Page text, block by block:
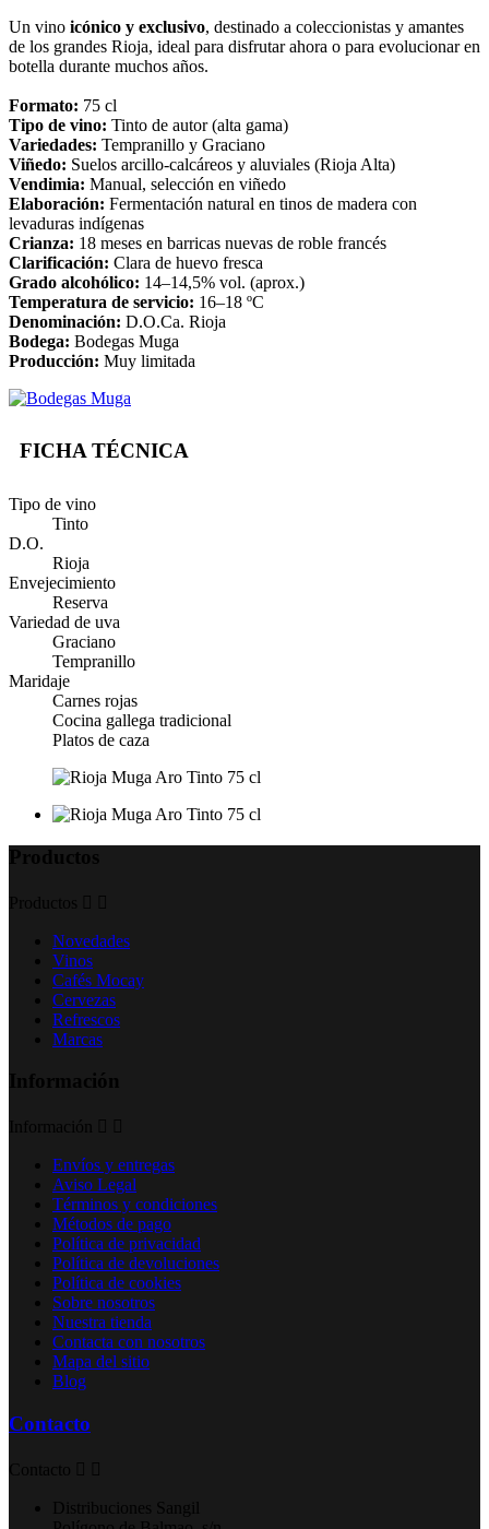
Un vino icónico y exclusivo, destinado a coleccionistas y amantes
de los grandes Rioja, ideal para disfrutar ahora o para evolucionar en
botella durante muchos años.
Formato: 75 cl
Tipo de vino: Tinto de autor (alta gama)
Variedades: Tempranillo y Graciano
Viñedo: Suelos arcillo‑calcáreos y aluviales (Rioja Alta)
Vendimia: Manual, selección en viñedo
Elaboración: Fermentación natural en tinos de madera con
levaduras indígenas
Crianza: 18 meses en barricas nuevas de roble francés
Clarificación: Clara de huevo fresca
Grado alcohólico: 14–14,5% vol. (aprox.)
Temperatura de servicio: 16–18 ºC
Denominación: D.O.Ca. Rioja
Bodega: Bodegas Muga
Producción: Muy limitada
FICHA TÉCNICA
Tipo de vino
Tinto
D.O.
Rioja
Envejecimiento
Reserva
Variedad de uva
Graciano
Tempranillo
Maridaje
Carnes rojas
Cocina gallega tradicional
Platos de caza
Productos
Productos
Novedades
Vinos
Cafés Mocay
Cervezas
Refrescos
Marcas
Información
Información
Envíos y entregas
Aviso Legal
Términos y condiciones
Métodos de pago
Política de privacidad
Política de devoluciones
Política de cookies
Sobre nosotros
Nuestra tienda
Contacta con nosotros
Mapa del sitio
Blog
Contacto
Contacto
Distribuciones Sangil